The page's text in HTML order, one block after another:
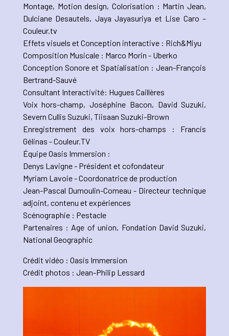
Montage, Motion design, Colorisation : Martin Jean,
Dulciane Desautels, Jaya Jayasuriya et Lise Caro –
Couleur.tv
Effets visuels et Conception interactive : Rich&Miyu
Composition Musicale : Marco Morin - Uberko
Conception Sonore et Spatialisation : Jean-François
Bertrand-Sauvé
Consultant Interactivité: Hugues Caillères
Voix hors-champ, Joséphine Bacon, David Suzuki,
Severn Cullis Suzuki, Tiisaan Suzuki-Brown
Enregistrement des voix hors-champs : Francis
Gélinas - Couleur.TV
Équipe Oasis Immersion :
Denys Lavigne - Président et cofondateur
Myriam Lavoie - Coordonatrice de production
Jean-Pascal Dumoulin-Comeau - Directeur technique
adjoint, contenu et expériences
Scénographie : Pestacle
Partenaires : Age of union, Fondation David Suzuki,
National Geographic
Crédit vidéo : Oasis Immersion
Crédit photos : Jean-Philip Lessard